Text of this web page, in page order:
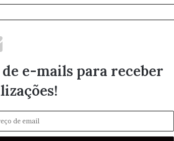
e-mails para receber